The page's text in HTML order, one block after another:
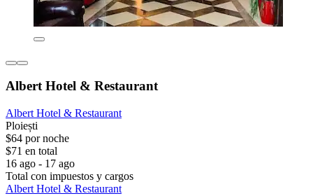
Albert Hotel & Restaurant
Albert Hotel & Restaurant
Ploiești
$64 por noche
$71 en total
16 ago - 17 ago
Total con impuestos y cargos
Albert Hotel & Restaurant